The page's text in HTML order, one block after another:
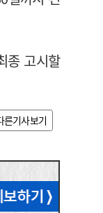
종 고시할
른기사보기